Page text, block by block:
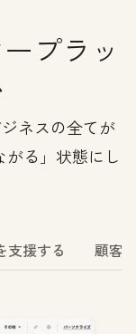
プラッ
ネスの全てが
る」状態にし
支援する 顧客